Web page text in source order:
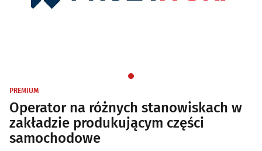
PREMIUM
Operator na różnych stanowiskach w
zakładzie produkującym części
samochodowe